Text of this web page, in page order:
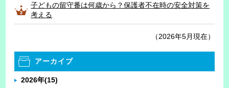
子どもの留守番は何歳から？保護者不在時の安全対策を
考える
（2026年5月現在）
アーカイブ
2026年(15)